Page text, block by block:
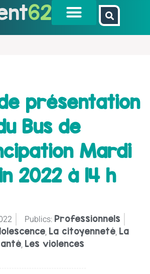
62
présentation
Bus de
Mardi
2022 à 14 h
Publics: Professionnels
, La citoyenneté, La
, Les violences